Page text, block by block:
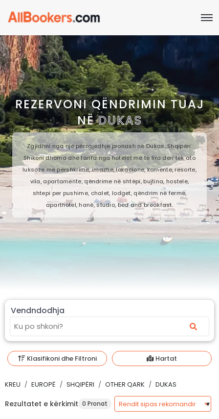
REZERVONI QËNDRIMIN TUAJ
NËDUKAS
Zgjidhni nga një përzgjedhje pronash në Dukas, Shqipëri.
Shikoni dhoma dhe tarifa nga hotelet më të lira deri tek ato
luksoze me përshkrime, imazhe, lokacione, komente, resorte,
vila, apartamente, qëndrime në shtëpi, bujtina, hostele,
shtepi per pushime, chalet, lodget, qëndrim në fermë,
aparthotel, hanë, studio, bed and breakfast.
Vendndodhja
Klasifikoni dhe Filtroni Hartat
KREU EUROPË SHQIPËRI OTHER QARK DUKAS
Rezultatet e kërkimit 0 Pronat